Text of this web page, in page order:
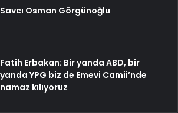
Fatih Erbakan: Bir yanda ABD, bir
yanda YPG biz de Emevi Camii’nde